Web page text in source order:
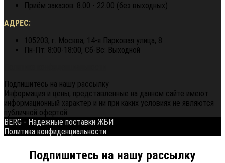
Приём заказов: 8.00 - 22.00 (без выходных)
АДРЕС:
105203, г. Москва, 14-я Парковая улица, 8
Пн-Пт: 8:00-18:00, Сб-Вс: Выходной
Подпишитесь на нашу рассылку
Информация и цены, представленные на данном сайте имеют
информационный характер и ни при каких условиях не являются
публичной офертой.
BERG - Надежные поставки ЖБИ
Политика конфиденциальности
Подпишитесь на нашу рассылку